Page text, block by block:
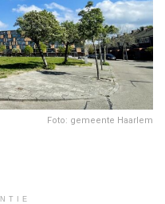
Foto: gemeente Haarlem